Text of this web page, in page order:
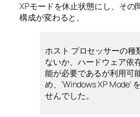
XPモードを休止状態にし、その
構成が変わると、
ホスト プロセッサーの種
ないか、ハードウェア依
能が必要であるが利用可
め、’Windows XP Mode’
せんでした。